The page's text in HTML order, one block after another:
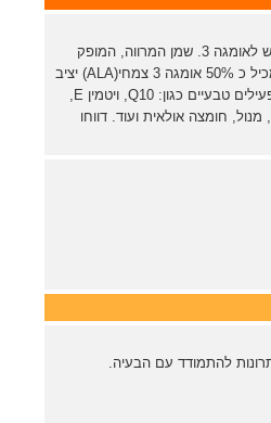
אומגה 3 הדור החדש משווק מקור צמחי חדש לאומגה 3. שמן המרווה, המופק
בכבישה קרה של זרעי המרווה המרושתת, מכיל כ 50% אומגה 3 צמחי(ALA) יציב
במיוחד(גם בחום), יחד עם כ 100 חומרים פעילים טבעיים כגון: Q10, ויטמין E,
חומצה אולאית ועוד. דווחו
להתמודד עם הבעיה.